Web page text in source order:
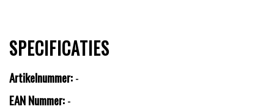
SPECIFICATIES
Artikelnummer:-
EAN Nummer:-